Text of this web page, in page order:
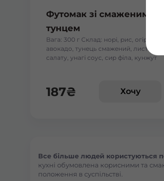
Футомак зі смаженим
тунцем
Вага: 300 г Склад: норі, рис, огірок,
авокадо, тунець смажений, листя
салату, унагі соус, сир філа, кунжут
187₴ Хочу
Все більше людей користуються
кухні обумовлена корисними та
положення в суспільстві.